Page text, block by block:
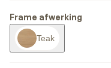
Frame afwerking
Teak